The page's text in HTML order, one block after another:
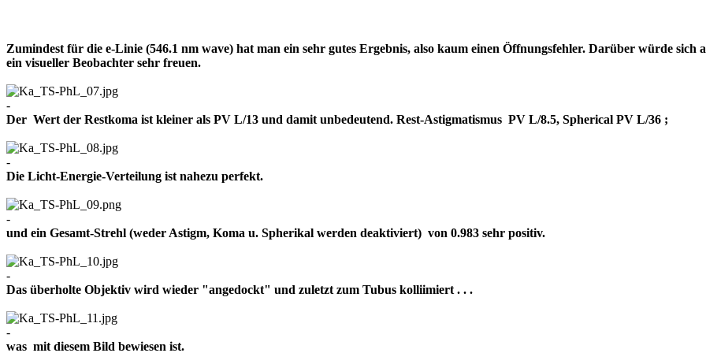
Zumindest für die e-Linie (546.1 nm wave) hat man ein sehr gutes Ergebnis, also kaum einen Öffnungsfehler. Darüber würde sich
ein visueller Beobachter sehr freuen.
-
Der Wert der Restkoma ist kleiner als PV L/13 und damit unbedeutend. Rest-Astigmatismus PV L/8.5, Spherical PV L/36 ;
-
Die Licht-Energie-Verteilung ist nahezu perfekt.
-
und ein Gesamt-Strehl (weder Astigm, Koma u. Spherikal werden deaktiviert) von 0.983 sehr positiv.
-
Das überholte Objektiv wird wieder "angedockt" und zuletzt zum Tubus kolliimiert . . .
-
was mit diesem Bild bewiesen ist.